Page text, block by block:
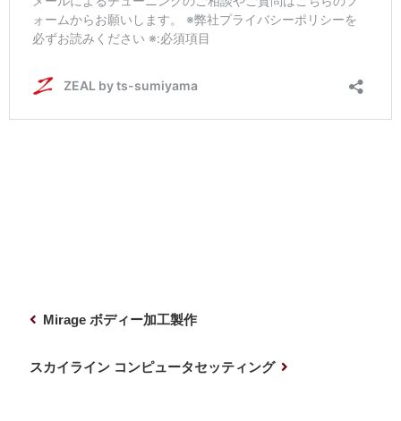
Mirage ボディー加工製作
スカイライン コンピュータセッティング